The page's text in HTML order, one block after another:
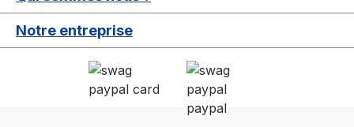
Notre entreprise